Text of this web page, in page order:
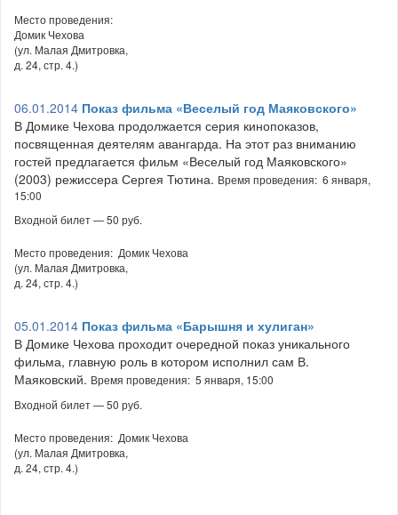
Место проведения:
Домик Чехова
(ул. Малая Дмитровка,
д. 24, стр. 4.)
06.01.2014 Показ фильма «Веселый год Маяковского»
В Домике Чехова продолжается серия кинопоказов,
посвященная деятелям авангарда. На этот раз вниманию
гостей предлагается фильм «Веселый год Маяковского»
(2003) режиссера Сергея Тютина. Время проведения: 6 января,
15:00
Входной билет — 50 руб.
Место проведения: Домик Чехова
(ул. Малая Дмитровка,
д. 24, стр. 4.)
05.01.2014 Показ фильма «Барышня и хулиган»
В Домике Чехова проходит очередной показ уникального
фильма, главную роль в котором исполнил сам В.
Маяковский. Время проведения: 5 января, 15:00
Входной билет — 50 руб.
Место проведения: Домик Чехова
(ул. Малая Дмитровка,
д. 24, стр. 4.)